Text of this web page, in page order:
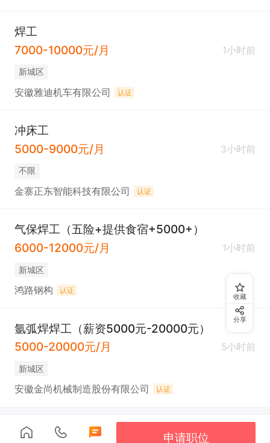
焊工
7000-10000元/月
1小时前
新城区
安徽雅迪机车有限公司 认证
冲床工
5000-9000元/月
3小时前
不限
金寨正东智能科技有限公司 认证
气保焊工（五险+提供食宿+5000+）
6000-12000元/月
1小时前
新城区
鸿路钢构 认证
氩弧焊焊工（薪资5000元-20000元）
5000-20000元/月
5小时前
新城区
安徽金尚机械制造股份有限公司 认证
收藏
分享
申请职位